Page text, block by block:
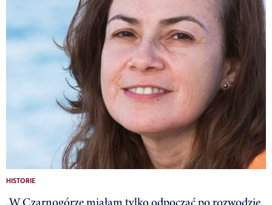
HISTORIE